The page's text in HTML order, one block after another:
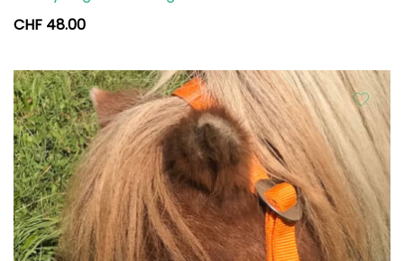
CHF 48.00